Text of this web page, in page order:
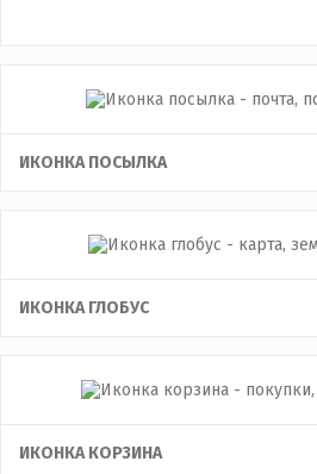
Фото без фона
ИКОНКА ПОСЫЛКА
ИКОНКА ГЛОБУС
ИКОНКА КОРЗИНА